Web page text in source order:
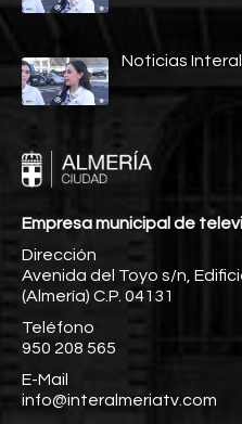
Noticias
Empresa municipal de
Dirección
Avenida del Toyo s/n,
(Almería) C.P. 04131
Teléfono
950 208 565
E-Mail
info@interalmeriatv.com